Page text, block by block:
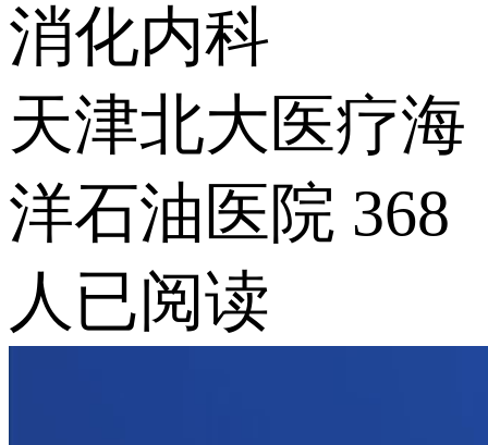
消化内科
天津北大医疗海
洋石油医院 368
人已阅读